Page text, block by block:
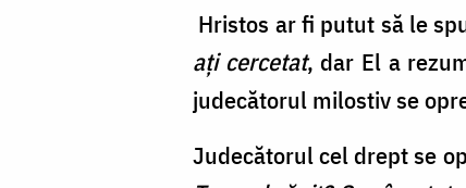
Hristos ar fi putut să le
ați cercetat, dar El a
judecătorul milostiv se
Judecătorul cel drept se